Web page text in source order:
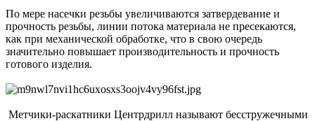
По мере насечки резьбы увеличиваются затвердевание и
прочность резьбы, линии потока материала не пресекаются,
как при механической обработке, что в свою очередь
значительно повышает производительность и прочность
готового изделия.
Метчики-раскатники Центрдрилл называют бесстружечными